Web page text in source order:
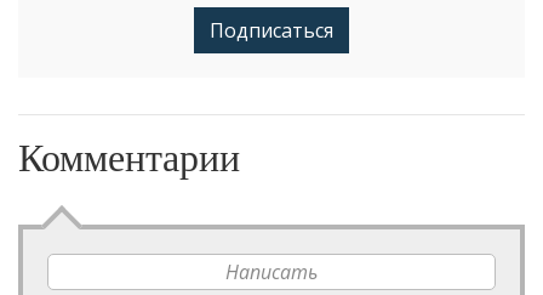
Подписаться
Комментарии
Написать